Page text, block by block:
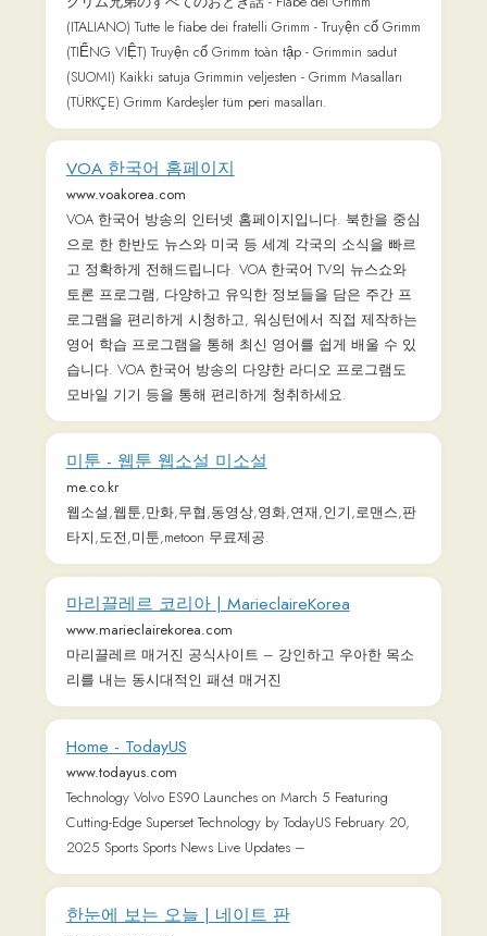
고리를 만날 수 있습니다.
네이버 지식백과
terms.naver.com
어린이/학생백과, 동물/식물, 건강, 역사, 자연과학, 인
식을 제공하는 종합백과서비스
네이버 웹툰
m.comic.naver.com
미주중앙일보
www.koreadaily.com
미주 최대 한인신문 중앙일보가 미국 전역의 생생한 현
지 뉴스와 이민 지식, 비즈니스 정보를 제공합니다.
Connect with us
𝕏
Forum (Help, Feedback &
Community)
Tutorial Videos
Readlang Blog
Web Reader Extension &
Bookmarklet
Readlang for mobile
Landing Page
Supported Languages
Privacy Policy
Terms of Service
Pricing
User Testimonials
About & Contact